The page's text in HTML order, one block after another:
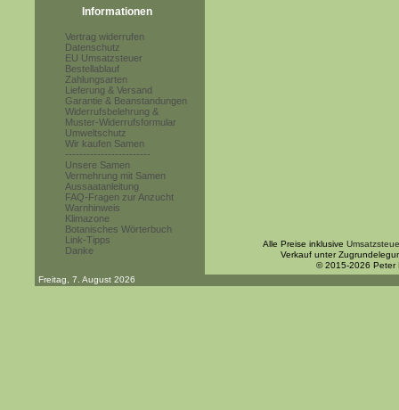
Informationen
Vertrag widerrufen
Datenschutz
EU Umsatzsteuer
Bestellablauf
Zahlungsarten
Lieferung & Versand
Garantie & Beanstandungen
Widerrufsbelehrung &
Muster-Widerrufsformular
Umweltschutz
Wir kaufen Samen
------------------------
Unsere Samen
Vermehrung mit Samen
Aussaatanleitung
FAQ-Fragen zur Anzucht
Warnhinweis
Klimazone
Botanisches Wörterbuch
Link-Tipps
Danke
Alle Preise inklusive
Verkauf unter
© 2015-2026 Peter
Freitag, 7. August 2026